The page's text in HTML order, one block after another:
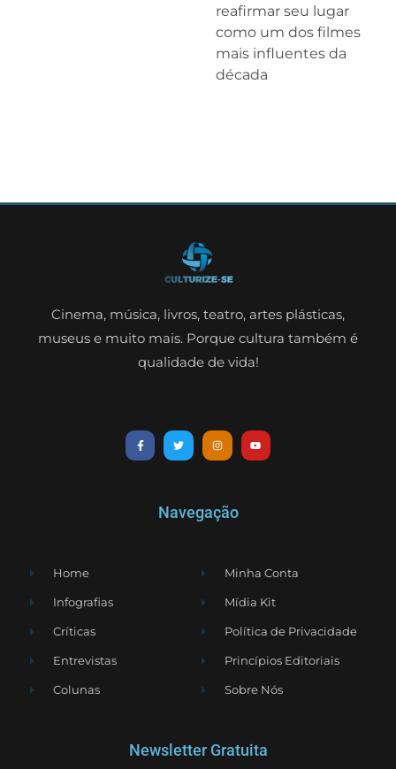
reafirmar seu lugar
como um dos filmes
mais influentes da
década
Cinema, música, livros, teatro, artes plásticas,
museus e muito mais. Porque cultura também é
qualidade de vida!
Navegação
Home
Infografias
Críticas
Entrevistas
Colunas
Minha Conta
Mídia Kit
Política de Privacidade
Princípios Editoriais
Sobre Nós
Newsletter Gratuita